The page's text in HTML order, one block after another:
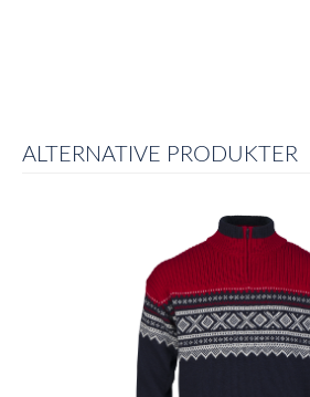
ALTERNATIVE PRODUKTER